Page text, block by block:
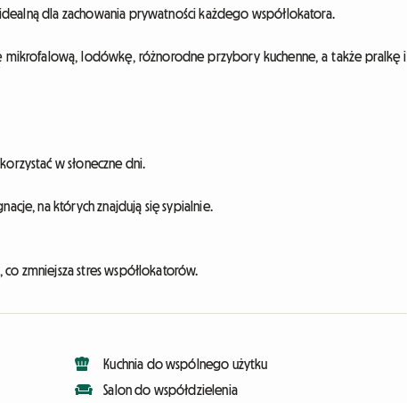
idealną dla zachowania prywatności każdego współlokatora.
mikrofalową, lodówkę, różnorodne przybory kuchenne, a także pralkę i
w słoneczne dni.
na których znajdują się sypialnie.
co zmniejsza stres współlokatorów.
Kuchnia do wspólnego użytku
Salon do współdzielenia